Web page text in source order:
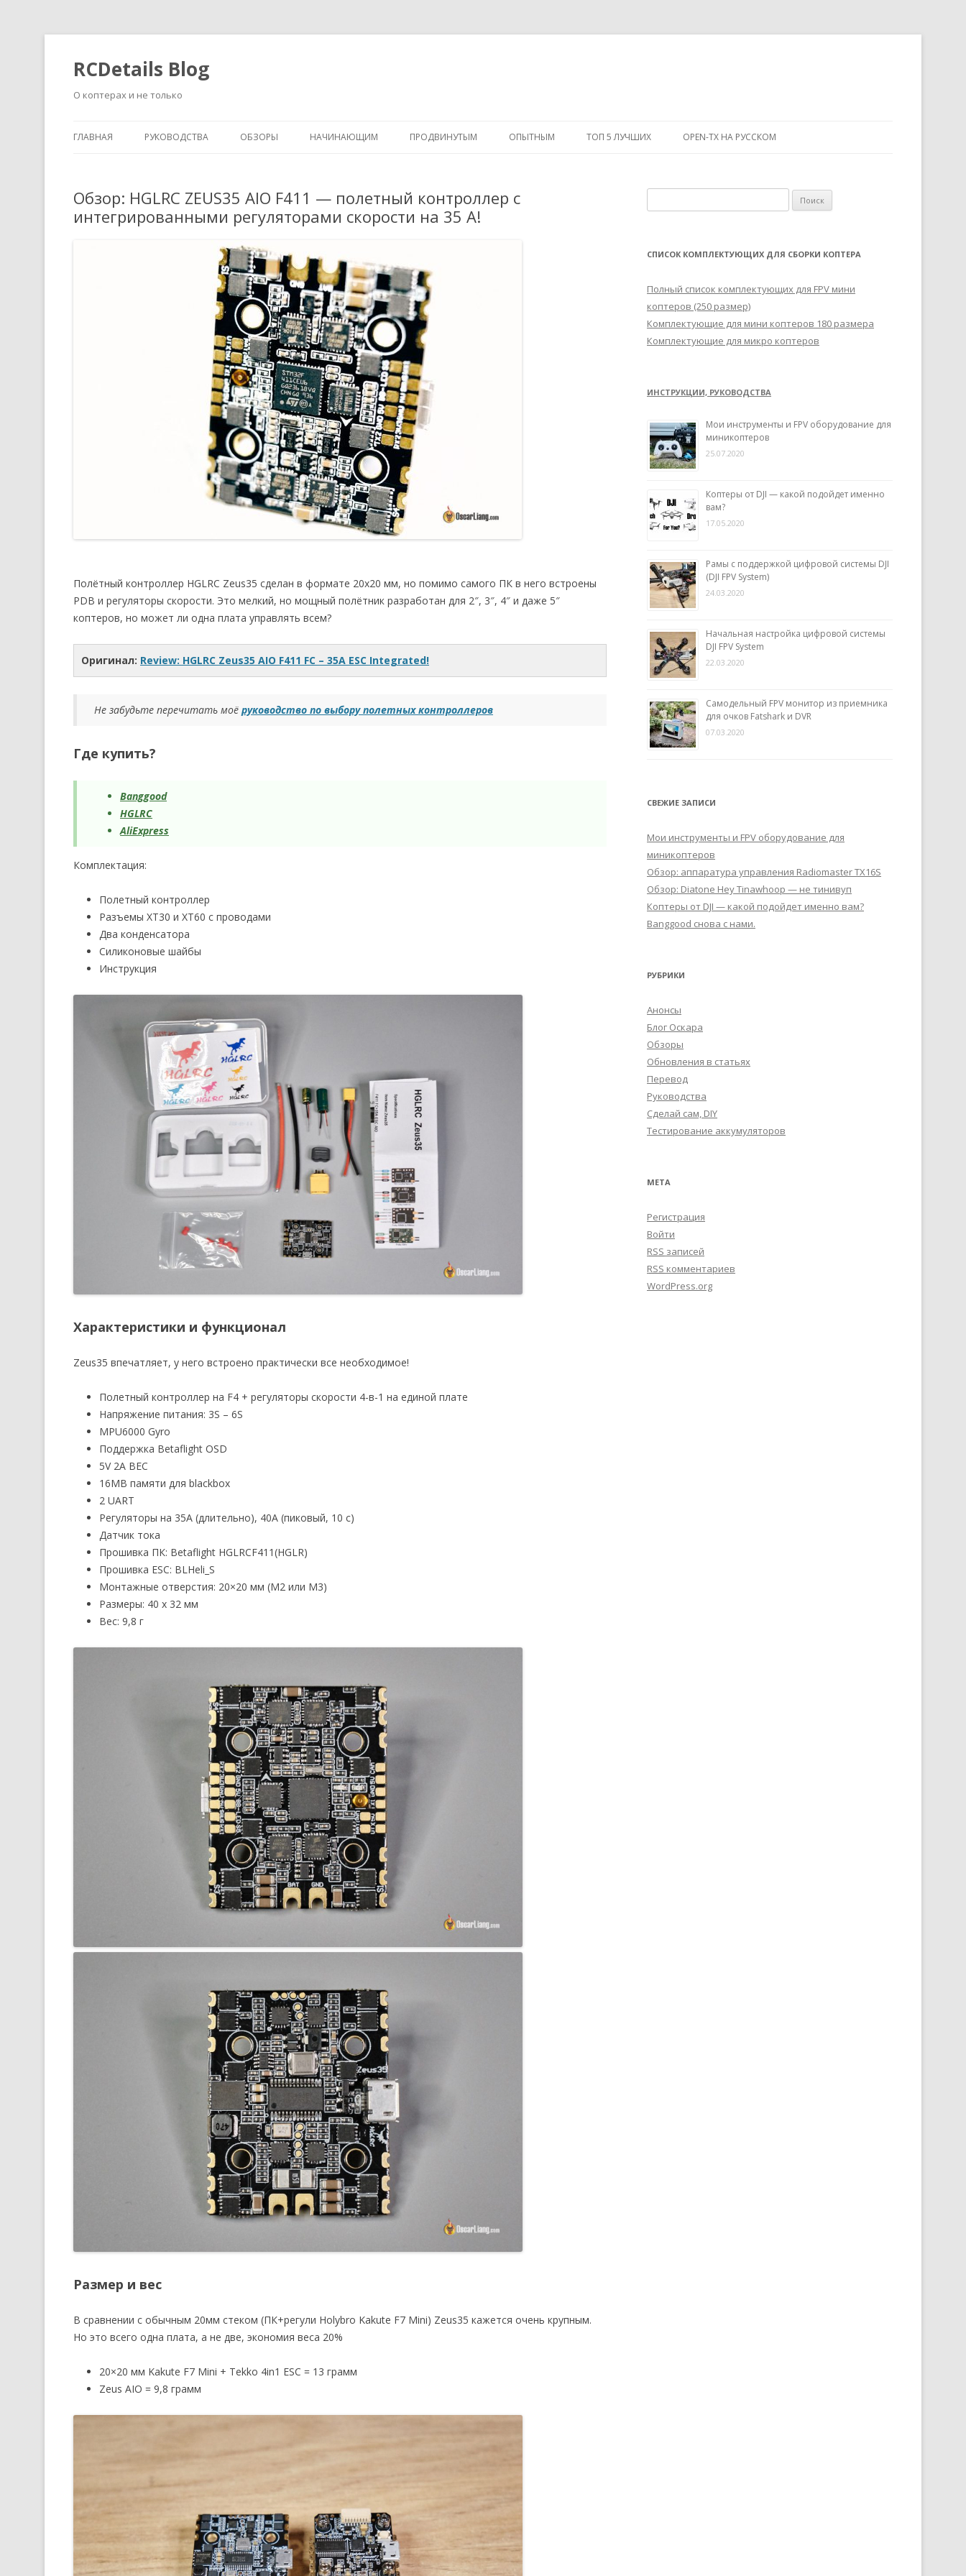
RCDetails Blog
О коптерах и не только
ГЛАВНАЯ РУКОВОДСТВА ОБЗОРЫ НАЧИНАЮЩИМ ПРОДВИНУТЫМ ОПЫТНЫМ ТОП 5 ЛУЧШИХ OPEN-TX НА РУССКОМ
Обзор: HGLRC ZEUS35 AIO F411 — полетный контроллер с
интегрированными регуляторами скорости на 35 А!
Полётный контроллер HGLRC Zeus35 сделан в формате 20х20 мм, но помимо самого ПК в него встроены
PDB и регуляторы скорости. Это мелкий, но мощный полётник разработан для 2″, 3″, 4″ и даже 5″
коптеров, но может ли одна плата управлять всем?
Оригинал: Review: HGLRC Zeus35 AIO F411 FC – 35A ESC Integrated!
Не забудьте перечитать моё руководство по выбору полетных контроллеров
Где купить?
Banggood
HGLRC
AliExpress
Комплектация:
Полетный контроллер
Разъемы XT30 и XT60 с проводами
Два конденсатора
Силиконовые шайбы
Инструкция
Характеристики и функционал
Zeus35 впечатляет, у него встроено практически все необходимое!
Полетный контроллер на F4 + регуляторы скорости 4-в-1 на единой плате
Напряжение питания: 3S – 6S
MPU6000 Gyro
Поддержка Betaflight OSD
5V 2A BEC
16MB памяти для blackbox
2 UART
Регуляторы на 35A (длительно), 40A (пиковый, 10 с)
Датчик тока
Прошивка ПК: Betaflight HGLRCF411(HGLR)
Прошивка ESC: BLHeli_S
Монтажные отверстия: 20×20 мм (M2 или M3)
Размеры: 40 x 32 мм
Вес: 9,8 г
Размер и вес
В сравнении с обычным 20мм стеком (ПК+регули Holybro Kakute F7 Mini) Zeus35 кажется очень крупным.
Но это всего одна плата, а не две, экономия веса 20%
20×20 мм Kakute F7 Mini + Tekko 4in1 ESC = 13 грамм
Zeus AIO = 9,8 грамм
а
т
:
СПИСОК КОМПЛЕКТУЮЩИХ ДЛЯ СБОРКИ КОПТЕРА
Полный список комплектующих для FPV мини
коптеров (250 размер)
Комплектующие для мини коптеров 180 размера
Комплектующие для микро коптеров
ИНСТРУКЦИИ, РУКОВОДСТВА
Мои инструменты и FPV оборудование для
миникоптеров
25.07.2020
Коптеры от DJI — какой подойдет именно
вам?
17.05.2020
Рамы с поддержкой цифровой системы DJI
(DJI FPV System)
24.03.2020
Начальная настройка цифровой системы
DJI FPV System
22.03.2020
Самодельный FPV монитор из приемника
для очков Fatshark и DVR
07.03.2020
СВЕЖИЕ ЗАПИСИ
Мои инструменты и FPV оборудование для
миникоптеров
Обзор: аппаратура управления Radiomaster TX16S
Обзор: Diatone Hey Tinawhoop — не тинивуп
Коптеры от DJI — какой подойдет именно вам?
Banggood снова с нами.
РУБРИКИ
Анонсы
Блог Оскара
Обзоры
Обновления в статьях
Перевод
Руководства
Сделай сам, DIY
Тестирование аккумуляторов
МЕТА
Регистрация
Войти
RSS записей
RSS комментариев
WordPress.org